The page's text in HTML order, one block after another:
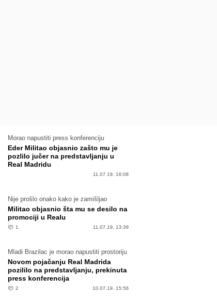
Morao napustiti press konferenciju
Eder Militao objasnio zašto mu je
pozlilo jučer na predstavljanju u
Real Madridu
11.07.19. 16:08
Nije prošlo onako kako je zamišljao
Militao objasnio šta mu se desilo na
promociji u Realu
1 11.07.19. 13:39
Mladi Brazilac je morao napustiti prostoriju
Novom pojačanju Real Madrida
pozililo na predstavljanju, prekinuta
press konferencija
2 10.07.19. 15:56